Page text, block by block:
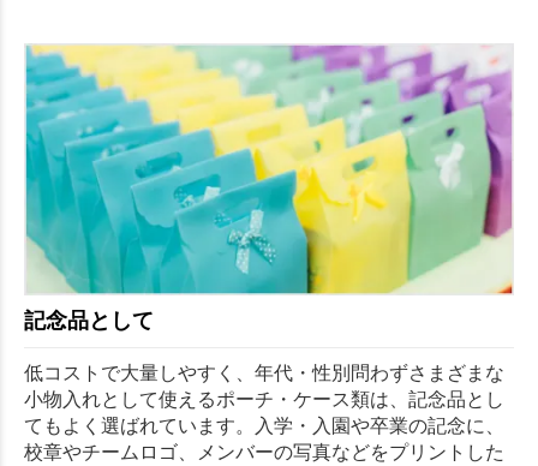
記念品として
低コストで大量しやすく、年代・性別問わずさまざまな
小物入れとして使えるポーチ・ケース類は、記念品とし
てもよく選ばれています。入学・入園や卒業の記念に、
校章やチームロゴ、メンバーの写真などをプリントした